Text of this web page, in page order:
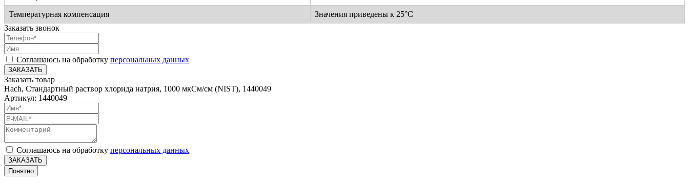
Температурная компенсация
Значения приведены к 25°C
Заказать звонок
Соглашаюсь на обработку персональных данных
ЗАКАЗАТЬ
Заказать товар
Hach, Стандартный раствор хлорида натрия, 1000 мкСм/см (NIST), 1440049
Артикул: 1440049
Соглашаюсь на обработку персональных данных
ЗАКАЗАТЬ
Понятно